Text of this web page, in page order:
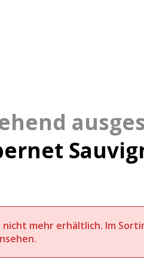
mehr erhältlich. Im